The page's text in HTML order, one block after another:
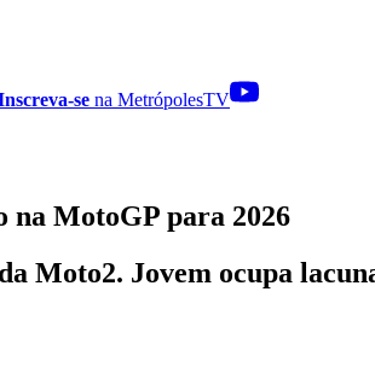
se na MetrópolesTV
MotoGP para 2026
Moto2. Jovem ocupa